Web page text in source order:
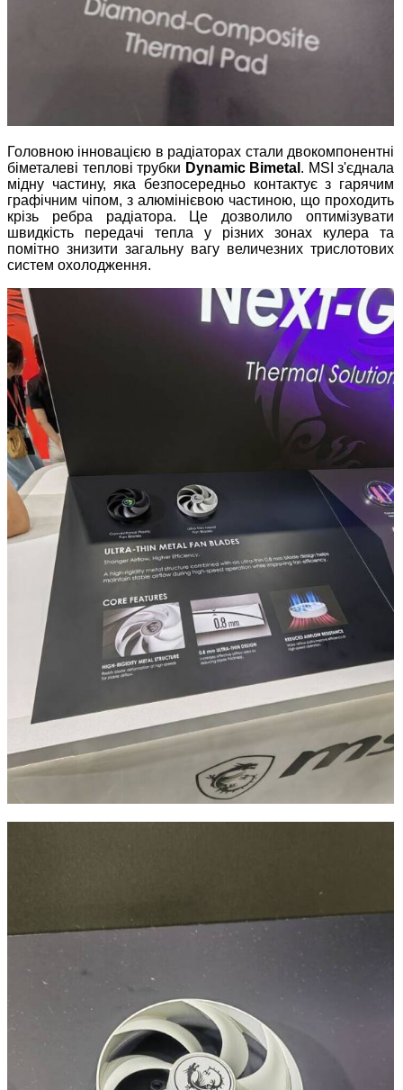
Головною інновацією в радіаторах стали двокомпонентні
біметалеві теплові трубки Dynamic Bimetal . MSI з'єднала
мідну частину, яка безпосередньо контактує з гарячим
графічним чіпом, з алюмінієвою частиною, що проходить
крізь ребра радіатора. Це дозволило оптимізувати
швидкість передачі тепла у різних зонах кулера та
помітно знизити загальну вагу величезних трислотових
систем охолодження.